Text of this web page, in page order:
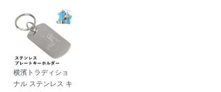
横濱トラディショ
ナル ステンレス キ